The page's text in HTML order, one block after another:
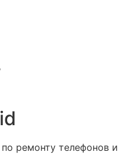
ремонту телефонов и